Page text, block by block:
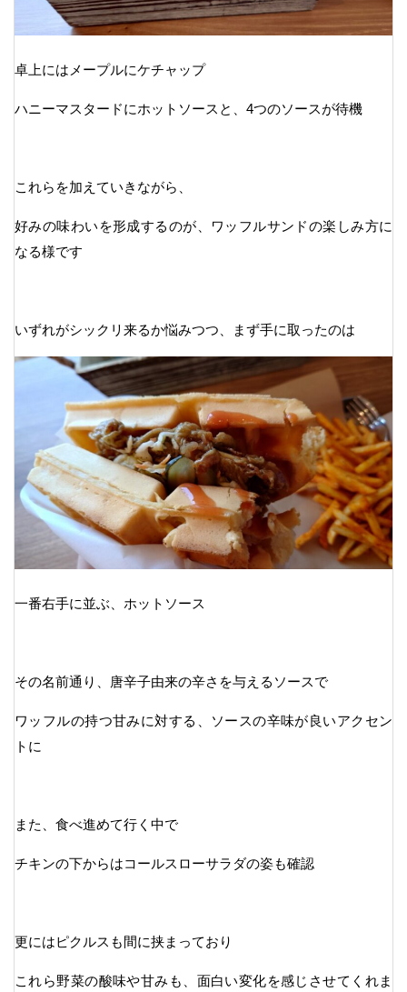
卓上にはメープルにケチャップ
ハニーマスタードにホットソースと、4つのソースが待機
これらを加えていきながら、
好みの味わいを形成するのが、ワッフルサンドの楽しみ方に
なる様です
いずれがシックリ来るか悩みつつ、まず手に取ったのは
一番右手に並ぶ、ホットソース
その名前通り、唐辛子由来の辛さを与えるソースで
ワッフルの持つ甘みに対する、ソースの辛味が良いアクセン
トに
また、食べ進めて行く中で
チキンの下からはコールスローサラダの姿も確認
更にはピクルスも間に挟まっており
これら野菜の酸味や甘みも、面白い変化を感じさせてくれま